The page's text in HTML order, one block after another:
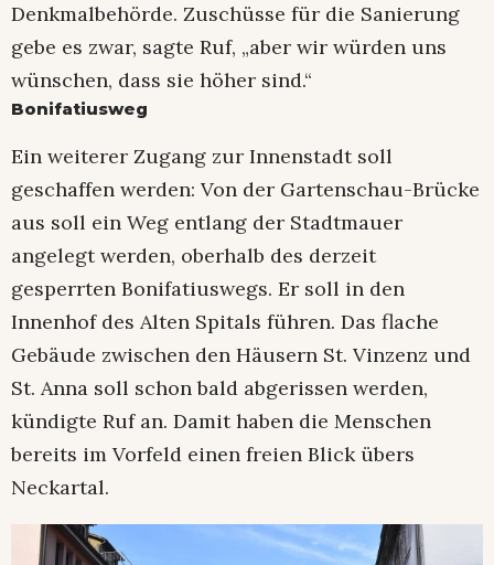
Denkmalbehörde. Zuschüsse für die Sanierung
gebe es zwar, sagte Ruf, „aber wir würden uns
wünschen, dass sie höher sind.“
Bonifatiusweg
Ein weiterer Zugang zur Innenstadt soll
geschaffen werden: Von der Gartenschau-Brücke
aus soll ein Weg entlang der Stadtmauer
angelegt werden, oberhalb des derzeit
gesperrten Bonifatiuswegs. Er soll in den
Innenhof des Alten Spitals führen. Das flache
Gebäude zwischen den Häusern St. Vinzenz und
St. Anna soll schon bald abgerissen werden,
kündigte Ruf an. Damit haben die Menschen
bereits im Vorfeld einen freien Blick übers
Neckartal.